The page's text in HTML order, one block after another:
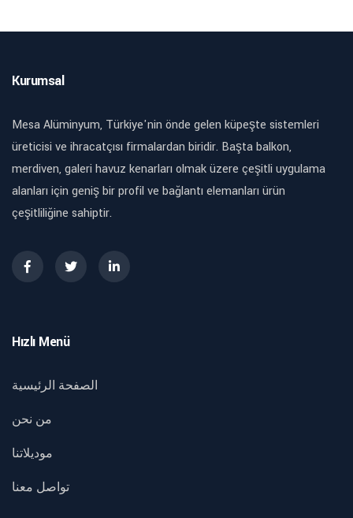
Kurumsal
Mesa Alüminyum, Türkiye'nin önde gelen küpeşte sistemleri
üreticisi ve ihracatçısı firmalardan biridir. Başta balkon,
merdiven, galeri havuz kenarları olmak üzere çeşitli uygulama
alanları için geniş bir profil ve bağlantı elemanları ürün
çeşitliliğine sahiptir.
Hızlı Menü
الصفحة الرئيسية
من نحن
موديلاتنا
تواصل معنا